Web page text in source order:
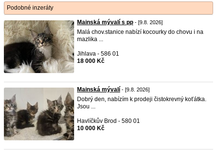
Podobné inzeráty
Mainská mývalí s pp - [9.8. 2026]
Malá chov.stanice nabízí kocourky do chovu i na
mazlika ...
Jihlava - 586 01
18 000 Kč
Mainská mývalí - [9.8. 2026]
Dobrý den, nabízím k prodeji čistokrevný koťátka.
Jsou ...
Havlíčkův Brod - 580 01
10 000 Kč